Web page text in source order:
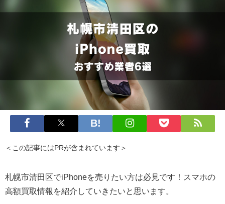
＜この記事にはPRが含まれています＞
札幌市清田区でiPhoneを売りたい方は必見です！スマホの
高額買取情報を紹介していきたいと思います。